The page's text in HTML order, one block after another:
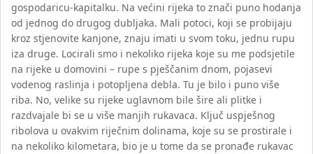
gospodaricu-kapitalku. Na većini rijeka to znači puno hodanja
od jednog do drugog dubljaka. Mali potoci, koji se probijaju
kroz stjenovite kanjone, znaju imati u svom toku, jednu rupu
iza druge. Locirali smo i nekoliko rijeka koje su me podsjetile
na rijeke u domovini – rupe s pješčanim dnom, pojasevi
vodenog raslinja i potopljena debla. Tu je bilo i puno više
riba. No, velike su rijeke uglavnom bile šire ali plitke i
razdvajale bi se u više manjih rukavaca. Ključ uspješnog
ribolova u ovakvim riječnim dolinama, koje su se prostirale i
na nekoliko kilometara, bio je u tome da se pronađe rukavac